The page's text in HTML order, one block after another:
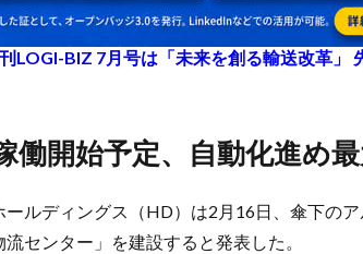
LOGI-BIZ 7月号は「未来を創る輸送改革」
働開始予定、自動化進め
ールディングス（HD）は2月16日、傘下の
センター」を建設すると発表した。